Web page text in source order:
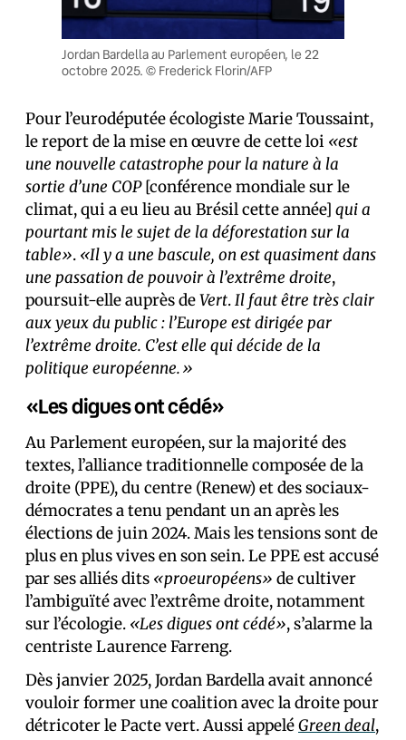
Jordan Bardella au Parlement européen, le 22
octobre 2025. © Frederick Florin/AFP
Pour l’eurodéputée écologiste Marie Toussaint,
le report de la mise en œuvre de cette loi «est
une nouvelle catastrophe pour la nature à la
sortie d’une COP[conférence mondiale sur le
climat, qui a eu lieu au Brésil cette année] qui a
pourtant mis le sujet de la déforestation sur la
table». «Il y a une bascule, on est quasiment dans
une passation de pouvoir à l’extrême droite,
poursuit-elle auprès deVert.Il faut être très clair
aux yeux du public : l’Europe est dirigée par
l’extrême droite. C’est elle qui décide de la
politique européenne.»
«Les digues ont cédé»
Au Parlement européen, sur la majorité des
textes, l’alliance traditionnelle composée de la
droite (PPE), du centre (Renew) et des sociaux-
démocrates a tenu pendant un an après les
élections de juin 2024. Mais les tensions sont de
plus en plus vives en son sein. Le PPE est accusé
par ses alliés dits «proeuropéens» de cultiver
l’ambiguïté avec l’extrême droite, notamment
sur l’écologie. «Les digues ont cédé», s’alarme la
centriste Laurence Farreng.
Dès janvier 2025, Jordan Bardella avait annoncé
vouloir former une coalition avec la droite pour
détricoter le Pacte vert. Aussi appeléGreen deal,